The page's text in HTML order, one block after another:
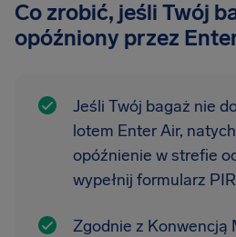
Co zrobić, jeśli Twój
opóźniony przez
Jeśli Twój bagaż nie
lotem Enter Air,
opóźnienie w strefie
wypełnij formularz
Zgodnie z Konwencją